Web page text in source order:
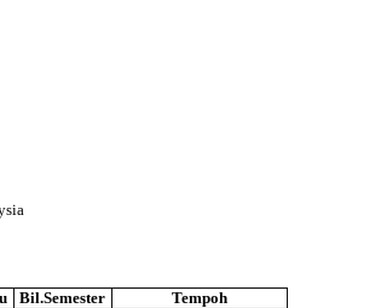
Bil.Semester
Tempoh